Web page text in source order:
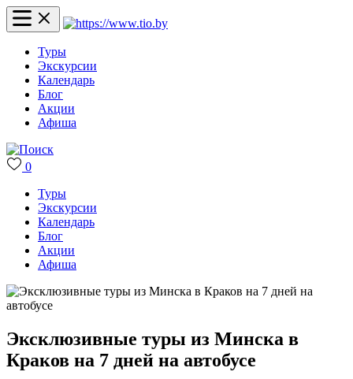
Туры
Экскурсии
Календарь
Блог
Акции
Афиша
0
Туры
Экскурсии
Календарь
Блог
Акции
Афиша
Эксклюзивные туры из Минска в
Краков на 7 дней на автобусе